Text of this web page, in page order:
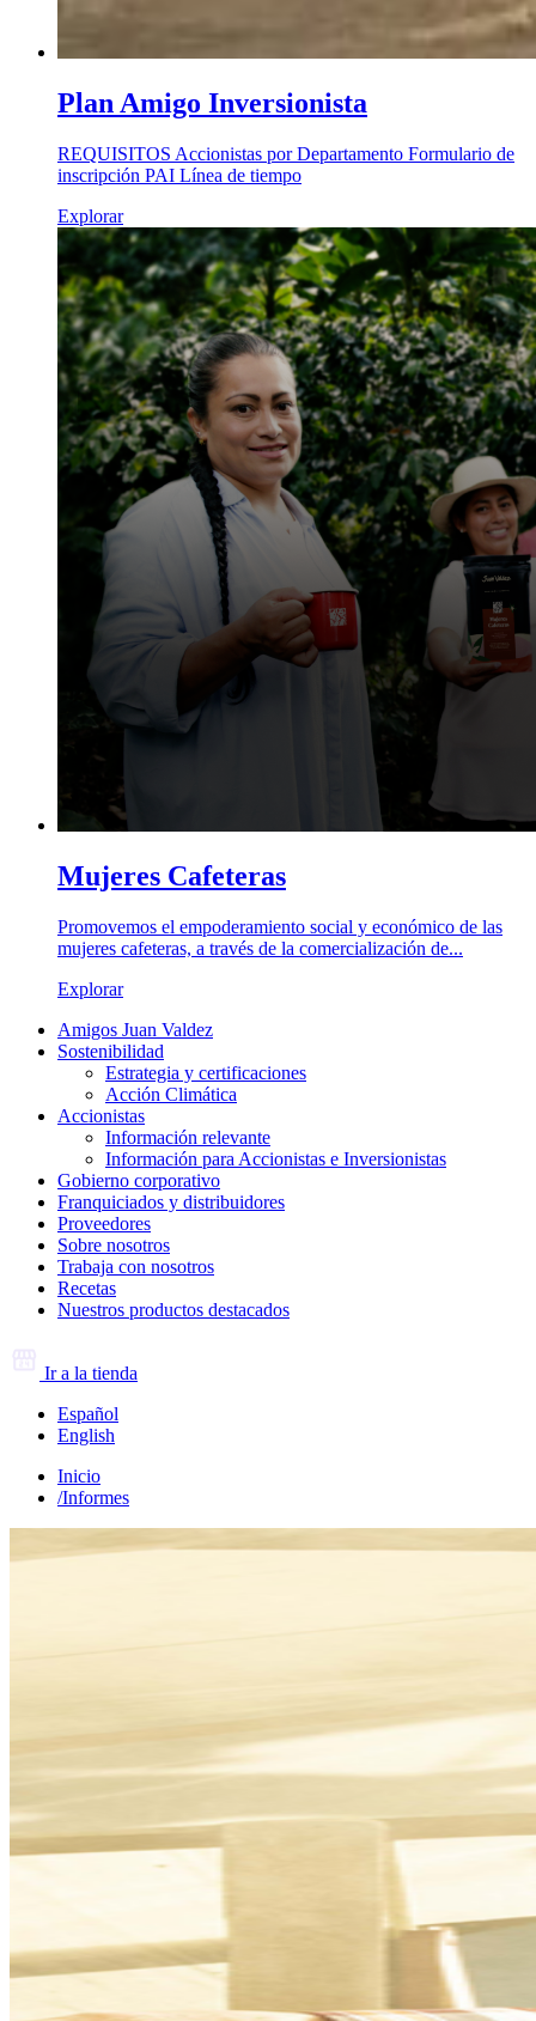
Plan Amigo Inversionista
REQUISITOS Accionistas por Departamento Formulario de
inscripción PAI Línea de tiempo
Explorar
Mujeres Cafeteras
Promovemos el empoderamiento social y económico de las
mujeres cafeteras, a través de la comercialización de...
Explorar
Amigos Juan Valdez
Sostenibilidad
Estrategia y certificaciones
Acción Climática
Accionistas
Información relevante
Información para Accionistas e Inversionistas
Gobierno corporativo
Franquiciados y distribuidores
Proveedores
Sobre nosotros
Trabaja con nosotros
Recetas
Nuestros productos destacados
Ir a la tienda
Español
English
Inicio
/Informes